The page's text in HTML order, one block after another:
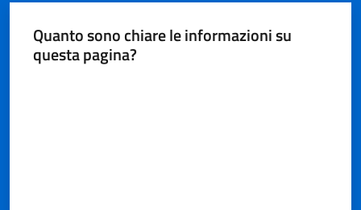
Quanto sono chiare le informazioni su
questa pagina?